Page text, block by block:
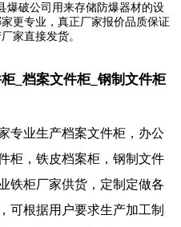
爆破公司用来存储防爆器材的设
更专业，真正厂家报价品质保证
家直接发货。
_档案文件柜_钢制文件柜
专业生产档案文件柜，办公
柜，铁皮档案柜，钢制文件
铁柜厂家供货，定制定做各
可根据用户要求生产加工制